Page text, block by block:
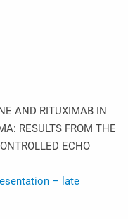
AND RITUXIMAB IN
RESULTS FROM THE
ECHO
– late